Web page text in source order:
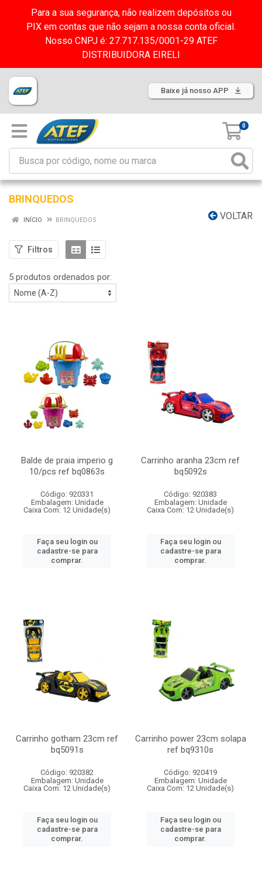
Para a sua segurança, não realizem depósitos ou
PIX em contas que não sejam a nossa conta oficial.
Nosso CNPJ é: 27.717.135/0001-29 ATEF
DISTRIBUIDORA EIRELI
Baixe já nosso APP
0
BRINQUEDOS
VOLTAR
INÍCIO BRINQUEDOS
Filtros
5 produtos ordenados por:
Balde de praia imperio g
10/pcs ref bq0863s
Código: 920331
Embalagem: Unidade
Caixa Com: 12 Unidade(s)
Faça seu login ou
cadastre-se para
comprar.
Carrinho aranha 23cm ref
bq5092s
Código: 920383
Embalagem: Unidade
Caixa Com: 12 Unidade(s)
Faça seu login ou
cadastre-se para
comprar.
Carrinho gotham 23cm ref
bq5091s
Código: 920382
Embalagem: Unidade
Caixa Com: 12 Unidade(s)
Faça seu login ou
cadastre-se para
comprar.
Carrinho power 23cm solapa
ref bq9310s
Código: 920419
Embalagem: Unidade
Caixa Com: 12 Unidade(s)
Faça seu login ou
cadastre-se para
comprar.